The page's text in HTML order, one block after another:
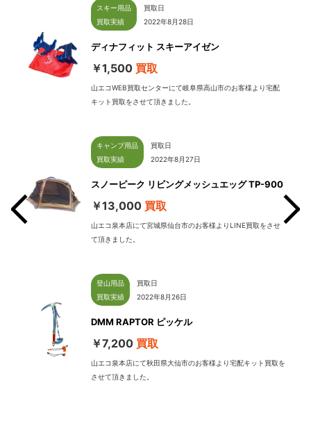
スキー用品
買取実績
買取日
2022年8月28日
ディナフィット スキーアイゼン
￥1,500 買取
山エコWEB買取センターにて岐阜県高山市のお客様より宅配
キット買取をさせて頂きました。
キャンプ用品
買取実績
買取日
2022年8月27日
スノーピーク リビングメッシュエッグ TP-900
￥13,000 買取
山エコ泉本店にて宮城県仙台市のお客様よりLINE買取をさせ
て頂きました。
登山用品
買取実績
買取日
2022年8月26日
DMM RAPTOR ピッケル
￥7,200 買取
山エコ泉本店にて秋田県大仙市のお客様より宅配キット買取を
させて頂きました。